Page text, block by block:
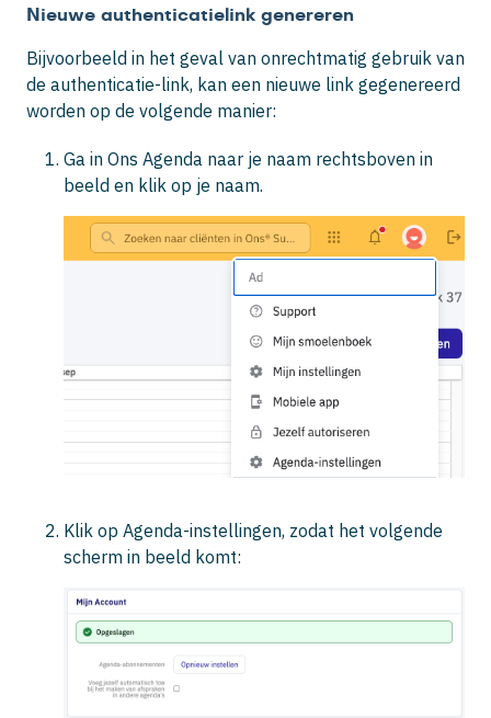
Nieuwe authenticatielink genereren
Bijvoorbeeld in het geval van onrechtmatig gebruik van
de authenticatie-link, kan een nieuwe link gegenereerd
worden op de volgende manier:
Ga in Ons Agenda naar je naam rechtsboven in
beeld en klik op je naam.
Klik op Agenda-instellingen, zodat het volgende
scherm in beeld komt: